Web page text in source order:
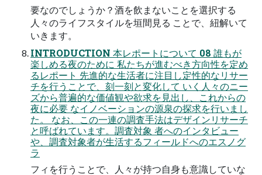
要なのでしょうか？酒を飲まないことを選択する
人々のライフスタイルを垣間見る ことで、紐解いて
いきます。
INTRODUCTION 本レポートについて 08 誰もが
楽しめる夜のために 私たちが進むべき方向性を定め
るレポート 先進的な生活者に注目し定性的なリサー
チを行うことで、刻一刻と変化して いく人々のニー
ズから普遍的な価値観や欲求を見出し、これからの
夜に必要 なイノベーションの源泉の探求を行いまし
た。 なお、この一連の調査手法はデザインリサーチ
と呼ばれています。調査対象 者へのインタビュー
や、調査対象者が生活するフィールドへのエスノグ
ラ
フィを行うことで、人々が持つ自身も意識していな